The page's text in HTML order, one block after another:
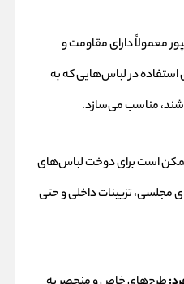
معمولاً دارای مقاومت و
استفاده در لباس‌هایی که به
مناسب می‌سازد.
است برای دوخت لباس‌های
تزیینات داخلی و حتی